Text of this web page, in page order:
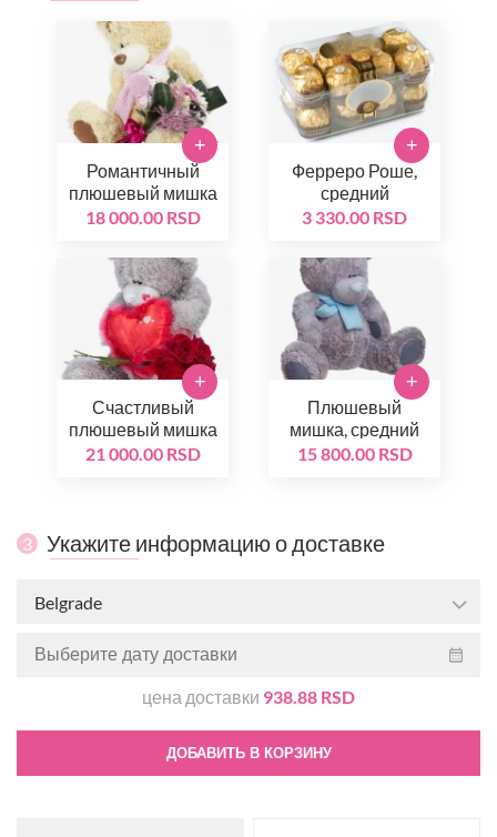
Романтичный
плюшевый мишка
18 000.00 RSD
+
Ферреро Роше,
средний
3 330.00 RSD
+
Счастливый
плюшевый мишка
21 000.00 RSD
+
Плюшевый
мишка, средний
15 800.00 RSD
+
3 Укажите информацию о доставке
Belgrade
цена доставки 938.88 RSD
ДОБАВИТЬ В КОРЗИНУ